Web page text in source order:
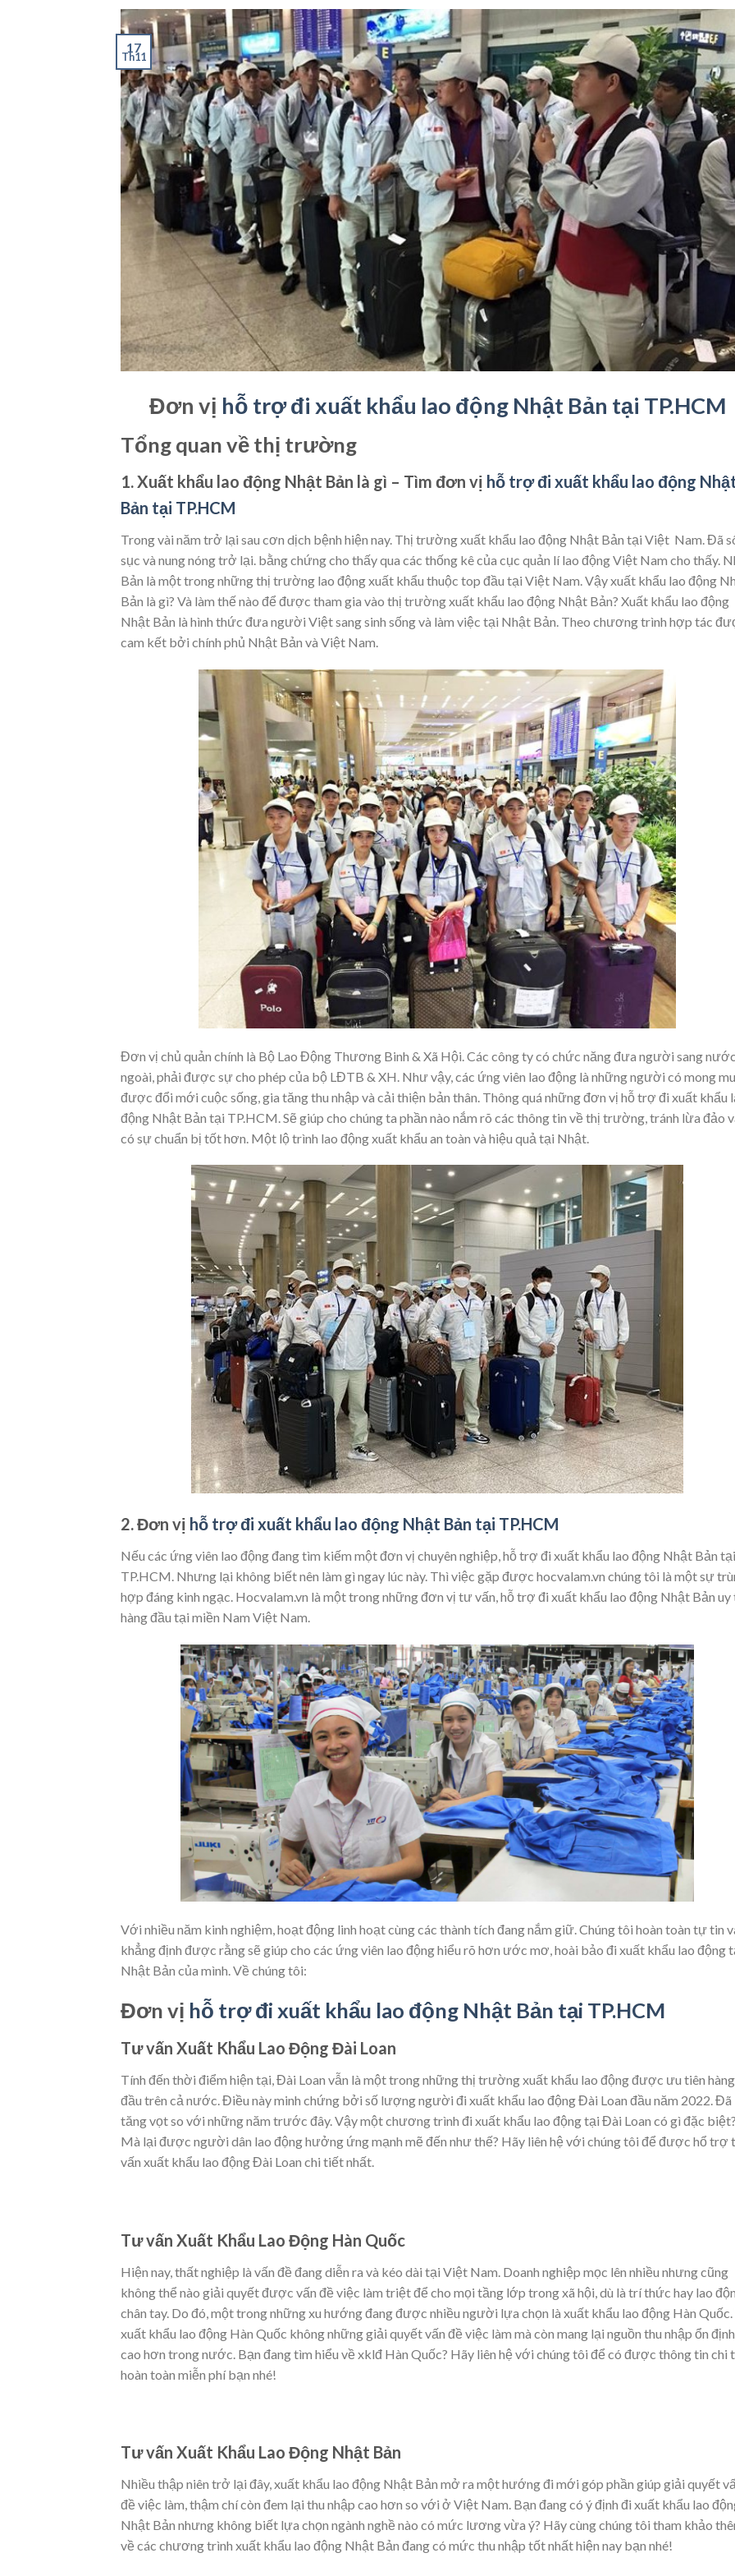
17
Th11
Đơn vị hỗ trợ đi xuất khẩu lao động Nhật Bản tại TP.HCM
Tổng quan về thị trường
1. Xuất khẩu lao động Nhật Bản là gì – Tìm đơn vị hỗ trợ đi xuất khẩu lao động
Bản tại TP.HCM
Trong vài năm trở lại sau cơn dịch bệnh hiện nay. Thị trường xuất khẩu lao động Nhật Bản tại Việt Nam. Đã
sục và nung nóng trở lại. bằng chứng cho thấy qua các thống kê của cục quản lí lao động Việt Nam cho thấy.
Bản là một trong những thị trường lao động xuất khẩu thuộc top đầu tại Việt Nam. Vậy xuất khẩu lao động
Bản là gì? Và làm thế nào để được tham gia vào thị trường xuất khẩu lao động Nhật Bản? Xuất khẩu lao động
Nhật Bản là hình thức đưa người Việt sang sinh sống và làm việc tại Nhật Bản. Theo chương trình hợp tác
cam kết bởi chính phủ Nhật Bản và Việt Nam.
Đơn vị chủ quản chính là Bộ Lao Động Thương Binh & Xã Hội. Các công ty có chức năng đưa người sang nước
ngoài, phải được sự cho phép của bộ LĐTB & XH. Như vậy, các ứng viên lao động là những người có mong
được đổi mới cuộc sống, gia tăng thu nhập và cải thiện bản thân. Thông quá những đơn vị hỗ trợ đi xuất khẩu
động Nhật Bản tại TP.HCM. Sẽ giúp cho chúng ta phần nào nắm rõ các thông tin về thị trường, tránh lừa đảo
có sự chuẩn bị tốt hơn. Một lộ trình lao động xuất khẩu an toàn và hiệu quả tại Nhật.
2. Đơn vị hỗ trợ đi xuất khẩu lao động Nhật Bản tại TP.HCM
Nếu các ứng viên lao động đang tìm kiếm một đơn vị chuyên nghiệp, hỗ trợ đi xuất khẩu lao động Nhật Bản tại
TP.HCM. Nhưng lại không biết nên làm gì ngay lúc này. Thì việc gặp được hocvalam.vn chúng tôi là một sự
hợp đáng kinh ngạc. Hocvalam.vn là một trong những đơn vị tư vấn, hỗ trợ đi xuất khẩu lao động Nhật Bản uy
hàng đầu tại miền Nam Việt Nam.
Với nhiều năm kinh nghiệm, hoạt động linh hoạt cùng các thành tích đang nắm giữ. Chúng tôi hoàn toàn tự tin
khẳng định được rằng sẽ giúp cho các ứng viên lao động hiểu rõ hơn ước mơ, hoài bảo đi xuất khẩu lao động
Nhật Bản của mình. Về chúng tôi:
Đơn vị hỗ trợ đi xuất khẩu lao động Nhật Bản tại TP.HCM
Tư vấn Xuất Khẩu Lao Động Đài Loan
Tính đến thời điểm hiện tại, Đài Loan vẫn là một trong những thị trường xuất khẩu lao động được ưu tiên hàng
đầu trên cả nước. Điều này minh chứng bởi số lượng người đi xuất khẩu lao động Đài Loan đầu năm 2022. Đã
tăng vọt so với những năm trước đây. Vậy một chương trình đi xuất khẩu lao động tại Đài Loan có gì đặc biệt?
Mà lại được người dân lao động hưởng ứng mạnh mẽ đến như thế? Hãy liên hệ với chúng tôi để được hổ trợ
vấn xuất khẩu lao động Đài Loan chi tiết nhất.
Tư vấn Xuất Khẩu Lao Động Hàn Quốc
Hiện nay, thất nghiệp là vấn đề đang diễn ra và kéo dài tại Việt Nam. Doanh nghiệp mọc lên nhiều nhưng cũng
không thể nào giải quyết được vấn đề việc làm triệt để cho mọi tầng lớp trong xã hội, dù là trí thức hay lao
chân tay. Do đó, một trong những xu hướng đang được nhiều người lựa chọn là xuất khẩu lao động Hàn
xuất khẩu lao động Hàn Quốc không những giải quyết vấn đề việc làm mà còn mang lại nguồn thu nhập ổn
cao hơn trong nước. Bạn đang tìm hiểu về xklđ Hàn Quốc? Hãy liên hệ với chúng tôi để có được thông tin chi
hoàn toàn miễn phí bạn nhé!
Tư vấn Xuất Khẩu Lao Động Nhật Bản
Nhiều thập niên trở lại đây, xuất khẩu lao động Nhật Bản mở ra một hướng đi mới góp phần giúp giải quyết
đề việc làm, thậm chí còn đem lại thu nhập cao hơn so với ở Việt Nam. Bạn đang có ý định đi xuất khẩu lao
Nhật Bản nhưng không biết lựa chọn ngành nghề nào có mức lương vừa ý? Hãy cùng chúng tôi tham khảo
về các chương trình xuất khẩu lao động Nhật Bản đang có mức thu nhập tốt nhất hiện nay bạn nhé!